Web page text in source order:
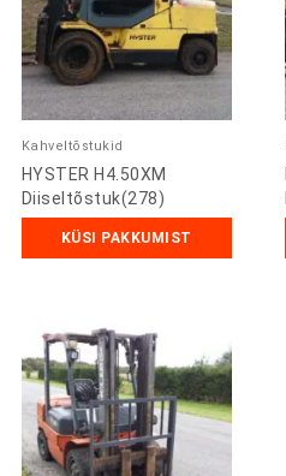
Kahveltõstukid
HYSTER H4.50XM
Diiseltõstuk(278)
KÜSI PAKKUMIST